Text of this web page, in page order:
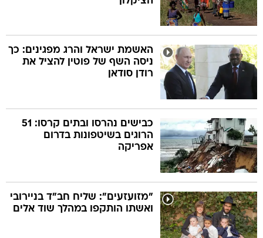
האשמת ישראל והרג מפגינים: כך
ניסה השף של פוטין להציל את
רודן סודאן
כבישים נהרסו ובתים קרסו: 51
הרוגים בשיטפונות בדרום
אפריקה
"מזועזעים": שליח חב"ד בניירובי
ואשתו הותקפו במהלך שוד אלים